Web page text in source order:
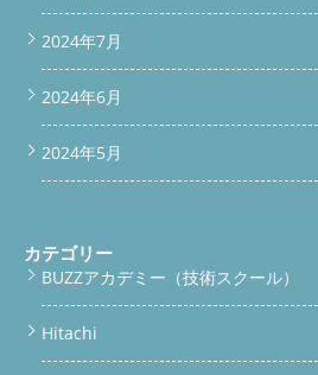
2024年7月
2024年6月
2024年5月
カテゴリー
BUZZアカデミー（技術スクール）
Hitachi